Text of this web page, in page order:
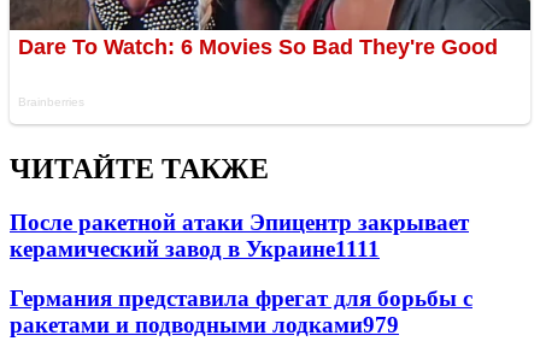
ЧИТАЙТЕ ТАКЖЕ
После ракетной атаки Эпицентр закрывает
керамический завод в Украине1111
Германия представила фрегат для борьбы с
ракетами и подводными лодками979